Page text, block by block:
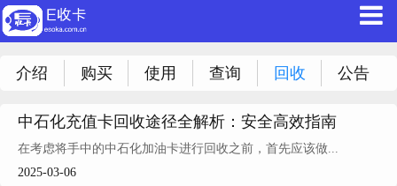
介绍 购买 使用 查询 回收 公告
中石化充值卡回收途径全解析：安全高效指南
在考虑将手中的中石化加油卡进行回收之前，首先应该做...
2025-03-06